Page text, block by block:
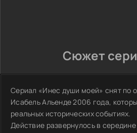
Сюжет
Сериал «Инес души моей» снят по
Исабель Альенде 2006 года,
реальных исторических событиях.
Действие развернулось в